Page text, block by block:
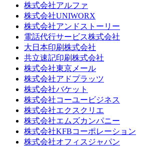
株式会社アルファ
株式会社UNIWORX
株式会社アンドストーリー
電話代行サービス株式会社
大日本印刷株式会社
共立速記印刷株式会社
株式会社東京メール
株式会社アドプラッツ
株式会社バケット
株式会社コーユービジネス
株式会社エクスクリエ
株式会社エムズカンパニー
株式会社KFBコーポレーション
株式会社オフィスジャパン